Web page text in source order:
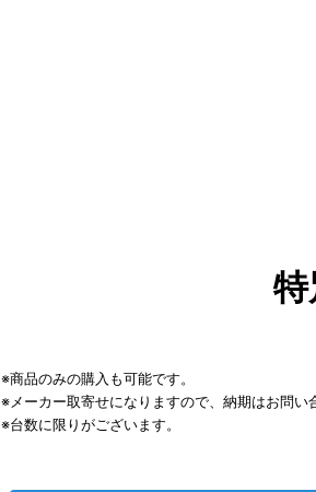
※商品のみの購入も可能です。
※メーカー取寄せになりますので、納期はお問い
※台数に限りがございます。